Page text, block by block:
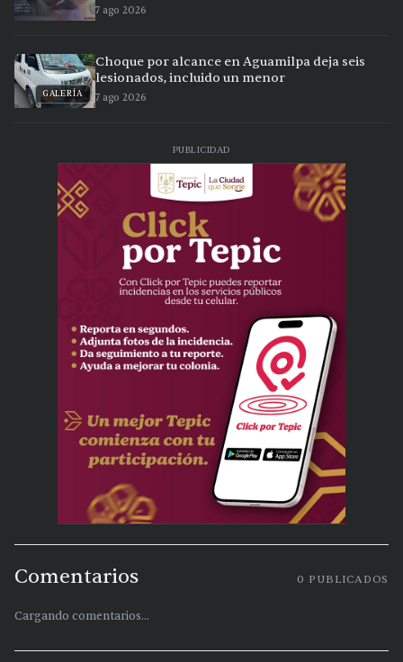
7 ago 2026
GALERÍA
Choque por alcance en Aguamilpa deja seis
lesionados, incluido un menor
7 ago 2026
PUBLICIDAD
Comentarios 0 PUBLICADOS
Cargando comentarios...